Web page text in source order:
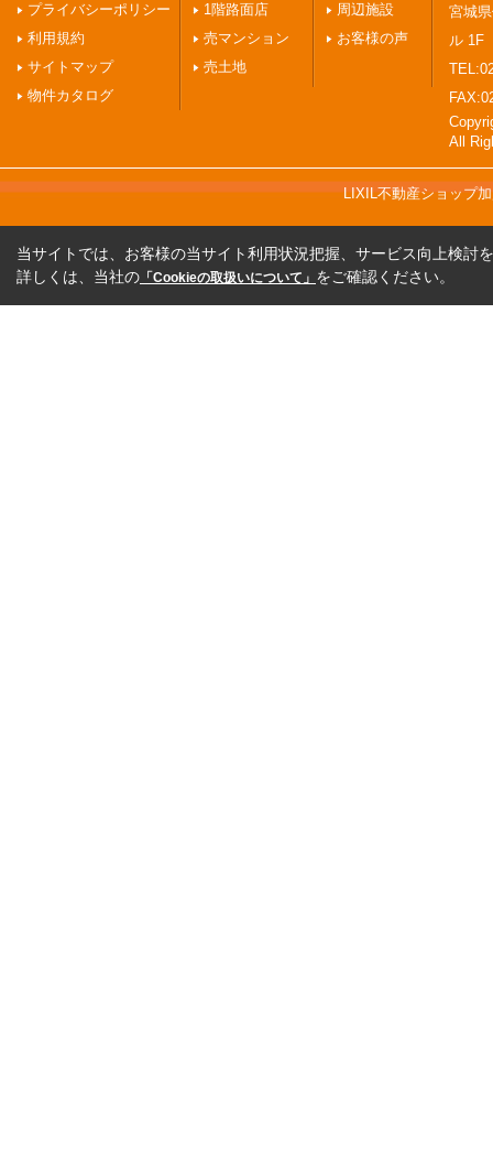
プライバシーポリシー
利用規約
サイトマップ
物件カタログ
1階路面店
売マンション
売土地
周辺施設
お客様の声
宮城
ル 1F
All
LIXIL不動産ショップ
当サイトでは、お客様の当サイト利用状況把握、サービス向上検討
詳しくは、当社の 「Cookieの取扱いについて」 をご確認ください。